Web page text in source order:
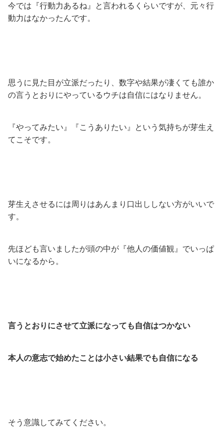
今では『行動力あるね』と言われるくらいですが、元々行
動力はなかったんです。
思うに見た目が立派だったり、数字や結果が凄くても誰か
の言うとおりにやっているウチは自信にはなりません。
『やってみたい』『こうありたい』という気持ちが芽生え
てこそです。
芽生えさせるには周りはあんまり口出ししない方がいいで
す。
先ほども言いましたが頭の中が『他人の価値観』でいっぱ
いになるから。
言うとおりにさせて立派になっても自信はつかない
本人の意志で始めたことは小さい結果でも自信になる
そう意識してみてください。